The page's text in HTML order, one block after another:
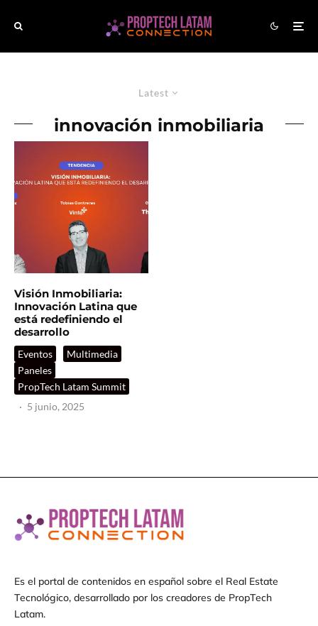
Latest
innovación inmobiliaria
Visión Inmobiliaria:
Innovación Latina que
está redefiniendo el
desarrollo
Eventos
Multimedia
Paneles
PropTech Latam Summit
· 5 junio, 2025
Es el portal de contenidos en español sobre el Real Estate
Tecnológico, desarrollado por los creadores de PropTech
Latam.